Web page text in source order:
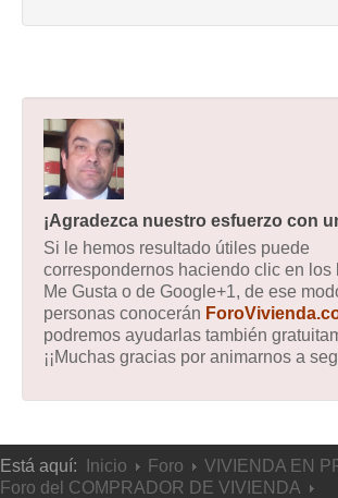
¡Agradezca nuestro esfuerzo con
Si le hemos resultado útiles puede
correspondernos haciendo clic en los
Me Gusta o de Google+1, de ese
personas conocerán
podremos ayudarlas también
¡¡Muchas gracias por animarnos a
Está aquí: Inicio Foro
VIVIENDA EN
Foro del COMPRADOR DE VIVIENDA